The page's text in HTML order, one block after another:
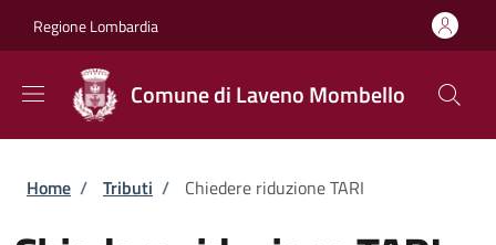
Regione Lombardia
Comune di Laveno Mombello
Briciole di pane
Home / Tributi / Chiedere riduzione TARI